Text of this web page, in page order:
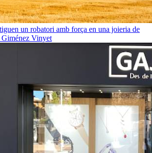
un robatori amb força en una joieria de
Giménez Vinyet